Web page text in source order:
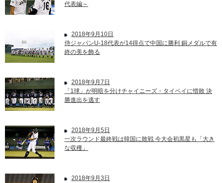
代表編～
2018年9月10日
侍ジャパンU-18代表が14得点で中国に勝利 銅メダルで有
終の美を飾る
2018年9月7日
「1球」が明暗を分けチャイニーズ・タイペイに惜敗 決
勝進出を逃す
2018年9月5日
一次ラウンド最終戦は韓国に敗戦 今大会初黒星も「大き
な収穫」
2018年9月3日